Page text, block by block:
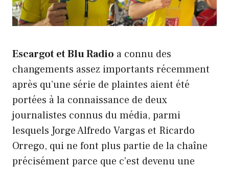
Escargot et Blu Radio a connu des
changements assez importants récemment
après qu’une série de plaintes aient été
portées à la connaissance de deux
journalistes connus du média, parmi
lesquels Jorge Alfredo Vargas et Ricardo
Orrego, qui ne font plus partie de la chaîne
précisément parce que c’est devenu une